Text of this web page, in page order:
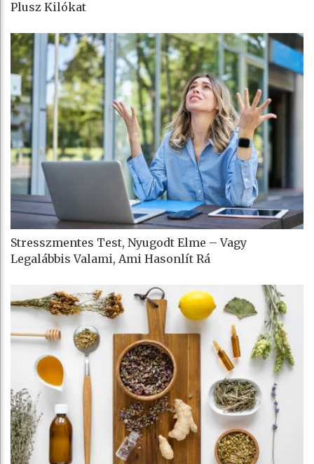
Plusz Kilókat
Stresszmentes Test, Nyugodt Elme – Vagy
Legalábbis Valami, Ami Hasonlít Rá